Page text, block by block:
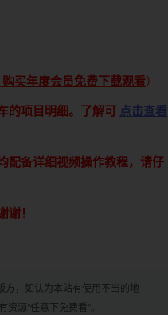
购买年度会员免费下载观看）
的项目明细。了解可
点击查看
配备详细视频操作教程，请仔
谢！
方，如认为本站有使用不当的地
源“任意下免费看”。